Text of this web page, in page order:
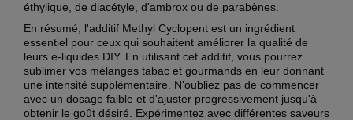
éthylique, de diacétyle, d'ambrox ou de parabènes.
En résumé, l'additif Methyl Cyclopent est un ingrédient
essentiel pour ceux qui souhaitent améliorer la qualité de
leurs e-liquides DIY. En utilisant cet additif, vous pourrez
sublimer vos mélanges tabac et gourmands en leur donnant
une intensité supplémentaire. N'oubliez pas de commencer
avec un dosage faible et d'ajuster progressivement jusqu'à
obtenir le goût désiré. Expérimentez avec différentes saveurs